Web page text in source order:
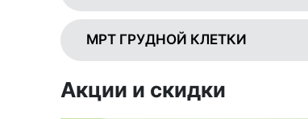
МРТ ГРУДНОЙ КЛЕТКИ
Акции и скидки